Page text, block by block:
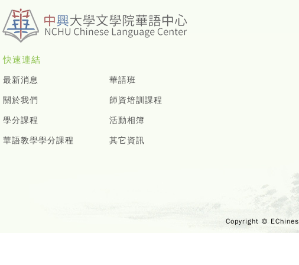
快速連結
最新消息
關於我們
學分課程
華語教學學分課程
華語班
師資培訓課程
活動相簿
其它資訊
Copyright ©